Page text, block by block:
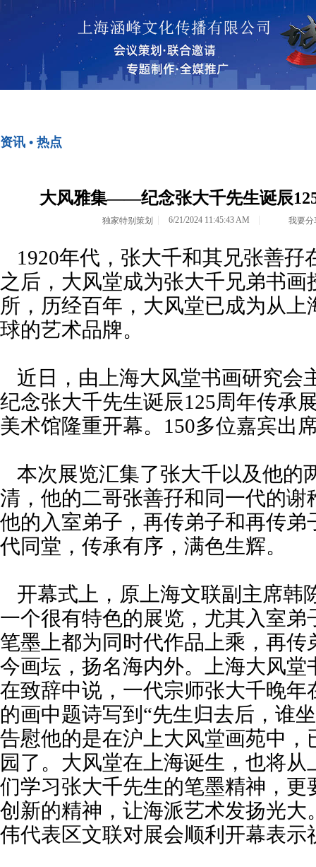
资讯 • 热点
大风雅集——纪念张大千先生诞辰
独家特别策划 6/21/2024 11:45:43 AM 我要分
1920年代，张大千和其兄张善孖
之后，大风堂成为张大千兄弟书
所，历经百年，大风堂已成为从
球的艺术品牌。
近日，由上海大风堂书画研究
纪念张大千先生诞辰125周年传承
美术馆隆重开幕。150多位嘉宾出
本次展览汇集了张大千以及他的
清，他的二哥张善孖和同一代的谢
他的入室弟子，再传弟子和再传弟
代同堂，传承有序，满色生辉。
开幕式上，原上海文联副主席韩
一个很有特色的展览，尤其入室
笔墨上都为同时代作品上乘，再
今画坛，扬名海内外。上海大风堂
在致辞中说，一代宗师张大千晚年
的画中题诗写到“先生归去后，谁
告慰他的是在沪上大风堂画苑中，
园了。大风堂在上海诞生，也将
们学习张大千先生的笔墨精神，更
创新的精神，让海派艺术发扬光大
伟代表区文联对展会顺利开幕表示